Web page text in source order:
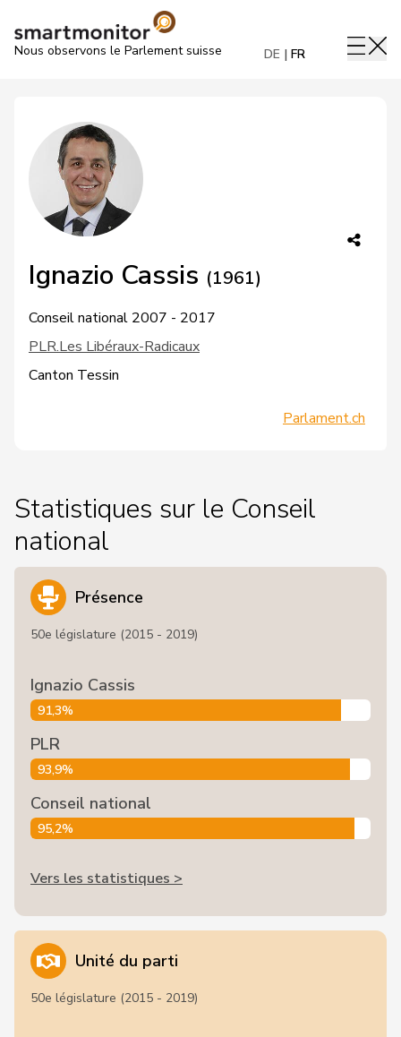
Nous observons le Parlement suisse DE FR
Ignazio Cassis (1961)
Conseil national 2007 - 2017
PLR.Les Libéraux-Radicaux
Canton Tessin
Parlament.ch
Statistiques sur le Conseil
national
Présence
50e législature (2015 - 2019)
Ignazio Cassis
91,3%
PLR
93,9%
Conseil national
95,2%
Vers les statistiques >
Unité du parti
50e législature (2015 - 2019)